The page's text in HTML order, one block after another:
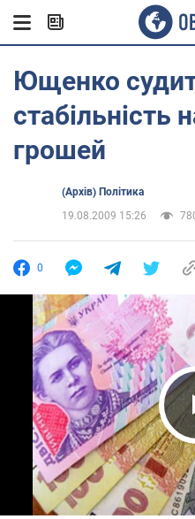
Ющенко
стабільність
грошей
(Архів) Політика
19.08.2009 15:26
0